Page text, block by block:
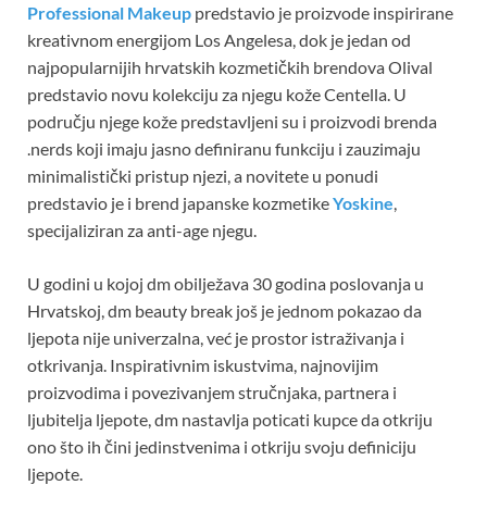
Professional Makeup predstavio je proizvode inspirirane
kreativnom energijom Los Angelesa, dok je jedan od
najpopularnijih hrvatskih kozmetičkih brendova Olival
predstavio novu kolekciju za njegu kože Centella. U
području njege kože predstavljeni su i proizvodi brenda
.nerds koji imaju jasno definiranu funkciju i zauzimaju
minimalistički pristup njezi, a novitete u ponudi
predstavio je i brend japanske kozmetikeYoskine,
specijaliziran za anti-age njegu.
U godini u kojoj dm obilježava 30 godina poslovanja u
Hrvatskoj, dm beauty break još je jednom pokazao da
ljepota nije univerzalna, već je prostor istraživanja i
otkrivanja. Inspirativnim iskustvima, najnovijim
proizvodima i povezivanjem stručnjaka, partnera i
ljubitelja ljepote, dm nastavlja poticati kupce da otkriju
ono što ih čini jedinstvenima i otkriju svoju definiciju
ljepote.